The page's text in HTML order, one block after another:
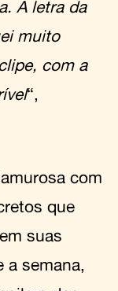
A letra da
muito
com a
“,
com
que
suas
semana,